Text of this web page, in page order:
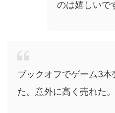
のは嬉しいで
ブックオフでゲーム3
た。意外に高く売れた。